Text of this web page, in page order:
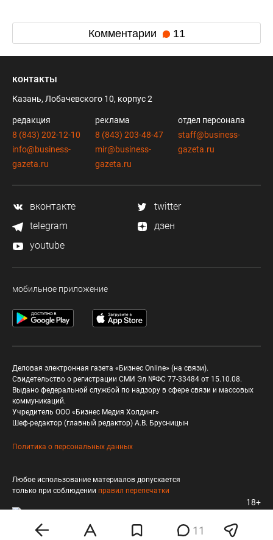
Комментарии 11
11
контакты
Казань, Лобачевского 10, корпус 2
редакция
8 (843) 202-12-10
info@business-
gazeta.ru
реклама
8 (843) 203-48-47
mir@business-
gazeta.ru
отдел персонала
staff@business-
gazeta.ru
вконтакте
twitter
telegram
дзен
youtube
мобильное приложение
Деловая электронная газета «Бизнес Online» (на связи).
Свидетельство о регистрации СМИ Эл №ФС 77-33484 от 15.10.08.
Выдано федеральной службой по надзору в сфере связи и массовых
коммуникаций.
Учредитель ООО «Бизнес Медия Холдинг»
Шеф-редактор (главный редактор) А.В. Брусницын
Политика о персональных данных
Любое использование материалов допускается
только при соблюдении правил перепечатки
18+